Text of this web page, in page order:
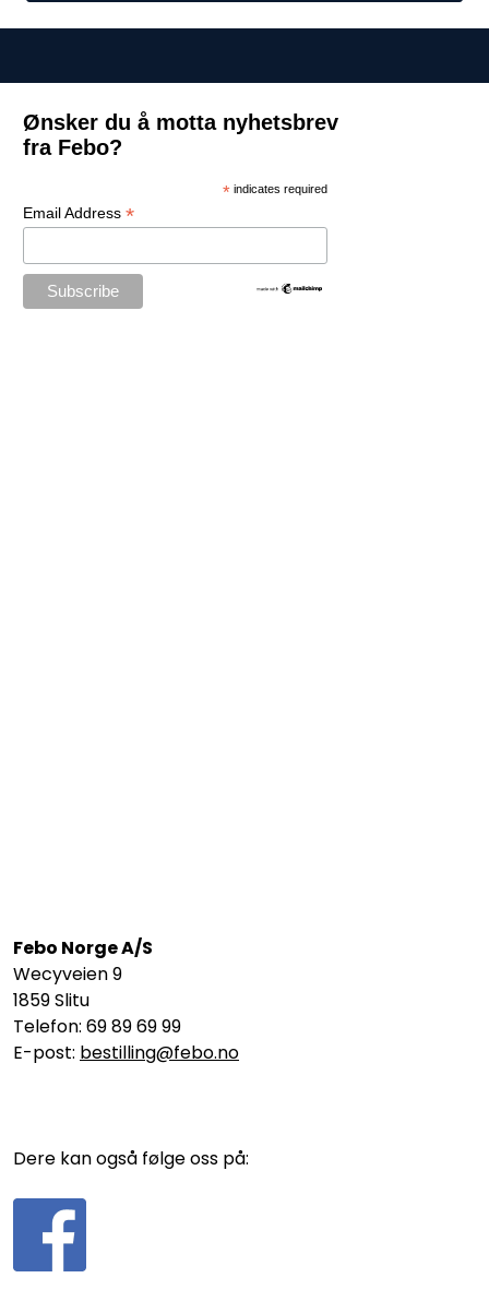
Ønsker du å motta nyhetsbrev
fra Febo?
* indicates required
Email Address *
Febo Norge A/S
Wecyveien 9
1859 Slitu
Telefon: 69 89 69 99
E-post: bestilling@febo.no
Dere kan også følge oss på: